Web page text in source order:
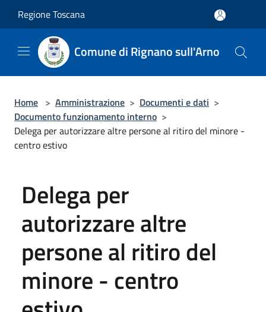
Regione Toscana
Comune di Rignano sull'Arno
Home > Amministrazione > Documenti e dati >
Documento funzionamento interno >
Delega per autorizzare altre persone al ritiro del minore -
centro estivo
Delega per
autorizzare altre
persone al ritiro del
minore - centro